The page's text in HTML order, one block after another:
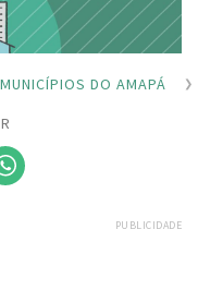
MUNICÍPIOS DO AMAPÁ
PUBLICIDADE